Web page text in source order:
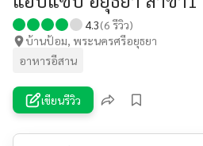
4.3(6 รีวิว)
บ้านป้อม, พระนครศรีอยุธยา
อาหารอีสาน
เขียนรีวิว